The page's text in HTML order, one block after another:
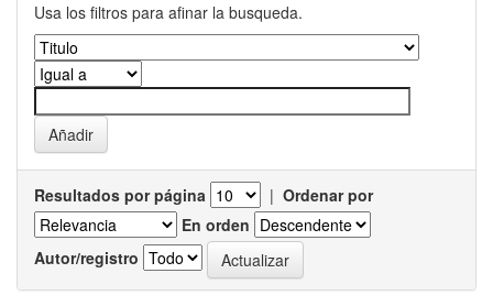
Usa los filtros para afinar la busqueda.
Resultados por página | Ordenar por
En orden
Autor/registro